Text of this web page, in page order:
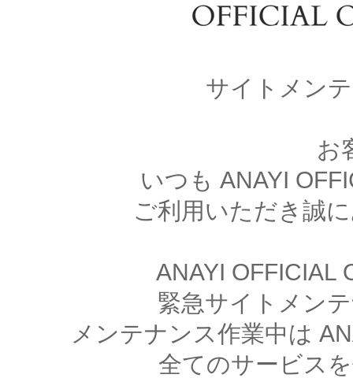
サイトメン
お
いつも ANAYI
ご利用いただき誠
ANAYI OFFICIAL
緊急サイトメン
メンテナンス作業中は
全てのサービス